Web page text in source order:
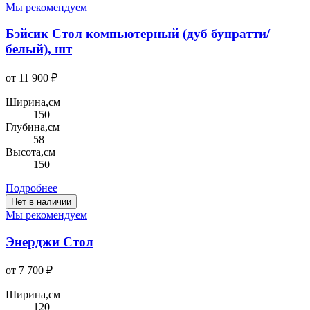
Мы рекомендуем
Бэйсик Стол компьютерный (дуб бунратти/
белый), шт
от 11 900 ₽
Ширина,см
150
Глубина,см
58
Высота,см
150
Подробнее
Нет в наличии
Мы рекомендуем
Энерджи Стол
от 7 700 ₽
Ширина,см
120